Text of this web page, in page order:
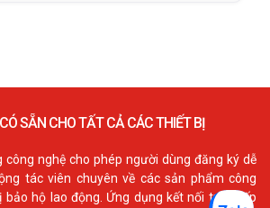
SẴN CHO TẤT CẢ CÁC THIẾT BỊ
công nghệ cho phép người dùng đăng ký dễ
tác viên chuyên về các sản phẩm công
bảo hộ lao động. Ứng dụng kết nối trực tiếp